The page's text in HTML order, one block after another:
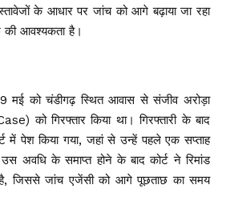
के आधार पर जांच को आगे बढ़ाया जा रहा
आवश्यकता है।
को चंडीगढ़ स्थित आवास से संजीव अरोड़ा
को गिरफ्तार किया था। गिरफ्तारी के बाद
में पेश किया गया, जहां से उन्हें पहले एक सप्ताह
अवधि के समाप्त होने के बाद कोर्ट ने रिमांड
है, जिससे जांच एजेंसी को आगे पूछताछ का समय